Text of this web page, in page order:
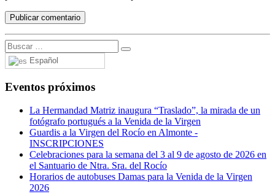
Español
Eventos próximos
La Hermandad Matriz inaugura “Traslado”, la mirada de un
fotógrafo portugués a la Venida de la Virgen
Guardis a la Virgen del Rocío en Almonte -
INSCRIPCIONES
Celebraciones para la semana del 3 al 9 de agosto de 2026 en
el Santuario de Ntra. Sra. del Rocío
Horarios de autobuses Damas para la Venida de la Virgen
2026